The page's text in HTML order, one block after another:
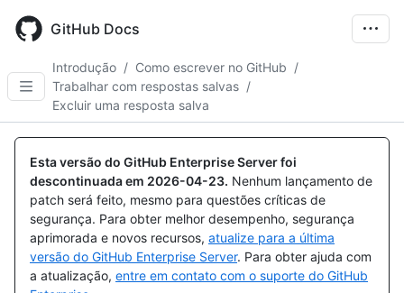
main
GitHub Docs
Introdução / Como escrever no GitHub /
Trabalhar com respostas salvas /
Excluir uma resposta salva
Esta versão do GitHub Enterprise Server foi
descontinuada em 2026-04-23. Nenhum lançamento de
patch será feito, mesmo para questões críticas de
segurança. Para obter melhor desempenho, segurança
aprimorada e novos recursos, atualize para a última
versão do GitHub Enterprise Server. Para obter ajuda com
a atualização, entre em contato com o suporte do GitHub